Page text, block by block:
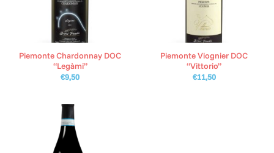
Piemonte Chardonnay DOC
“Legàmi”
€9,50
Piemonte Viognier DOC
“Vittorio”
€11,50